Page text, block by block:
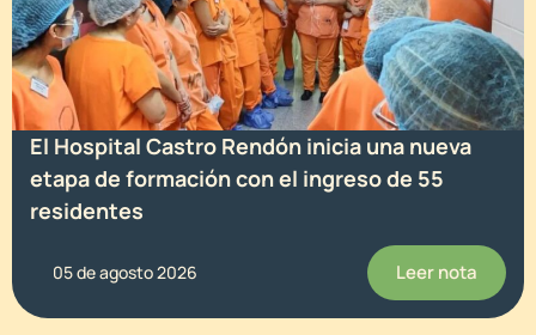
El Hospital Castro Rendón inicia una nueva
etapa de formación con el ingreso de 55
residentes
05 de agosto 2026 Leer nota